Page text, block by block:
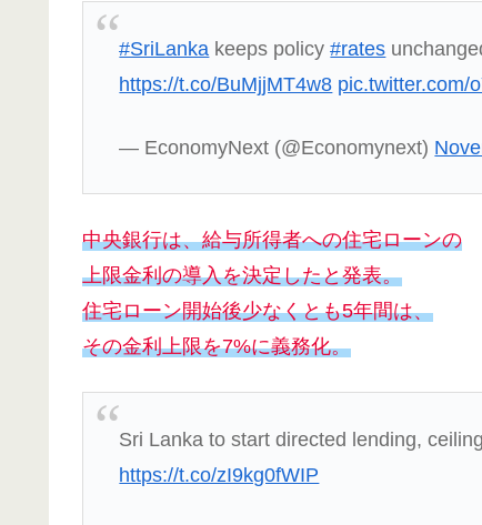
#SriLanka keeps policy#rates
https://t.co/BuMjjMT4w8 pic.twitter.com/
— EconomyNext (@Economynext)
中央銀行は、給与所得者への住宅ローンの
上限金利の導入を決定したと発表。
住宅ローン開始後少なくとも5年間は、
その金利上限を7%に義務化。
Sri Lanka to start directed lending,
https://t.co/zI9kg0fWIP